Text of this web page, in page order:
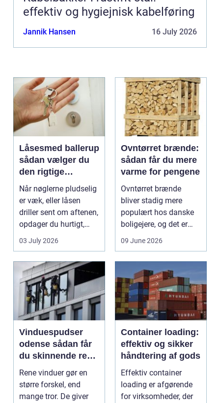
effektiv og hygiejnisk kabelføring
Jannik Hansen 16 July 2026
Låsesmed ballerup
sådan vælger du
den rigtige
låsepartner
Når nøglerne pludselig
er væk, eller låsen
driller sent om aftenen,
opdager du hurtigt,
hvor vigtig ...
03 July 2026
Ovntørret brænde:
sådan får du mere
varme for pengene
Ovntørret brænde
bliver stadig mere
populært hos danske
boligejere, og det er
ikke uden grund. Når
09 June 2026
Vinduespudser
odense sådan får
du skinnende rene
ruder året rundt
Rene vinduer gør en
større forskel, end
mange tror. De giver
Container loading:
effektiv og sikker
håndtering af gods
Effektiv container
loading er afgørende
for virksomheder, der